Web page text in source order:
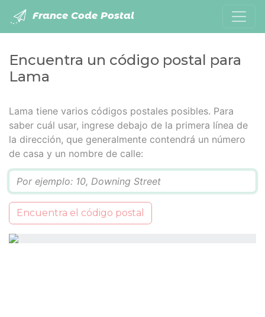
France Code Postal
Encuentra un código postal para
Lama
Lama tiene varios códigos postales posibles. Para
saber cuál usar, ingrese debajo de la primera línea de
la dirección, que generalmente contendrá un número
de casa y un nombre de calle:
Encuentra el código postal